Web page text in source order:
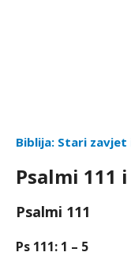
Biblija: Stari zavjet
Psalmi 111
Psalmi 111
Ps 111: 1 – 5